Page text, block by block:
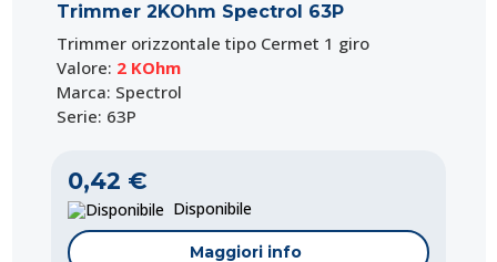
Trimmer 2KOhm Spectrol 63P
Trimmer orizzontale tipo Cermet 1 giro
Valore: 2 KOhm
Marca: Spectrol
Serie: 63P
0,42 €
Disponibile
Maggiori info